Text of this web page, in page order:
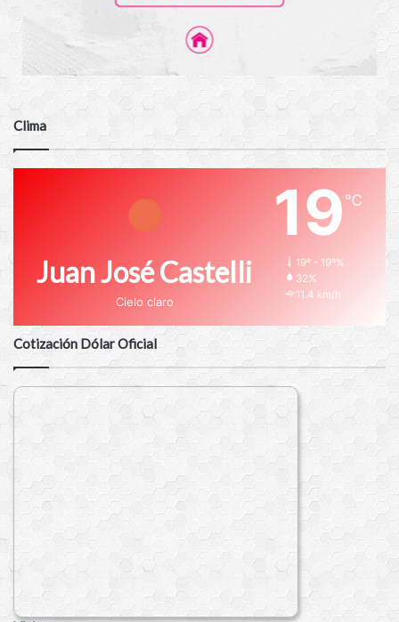
Clima
Juan José Castelli
Cielo claro
19℃
19º - 19º%
32%
11.4 km/h
Cotización Dólar Oficial